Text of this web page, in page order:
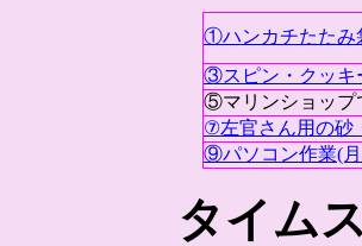
①ハンカチたたみ
③スピン・クッキ
⑤マリンショップ
⑦左官さん用の砂
⑨パソコン作業(
タイム